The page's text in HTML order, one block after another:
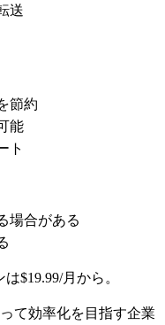
送
節約
能
ト
場合がある
$19.99/月から。
て効率化を目指す企業